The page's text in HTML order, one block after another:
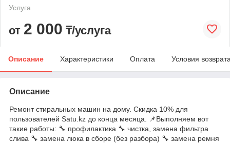
Услуга
от 2 000 ₸/услуга
Описание Характеристики Оплата Условия
Описание
Ремонт стиральных машин на дому. Скидка 10% для
пользователей Satu.kz до конца месяца. 📌Выполняем вот
такие работы: 🔧 профилактика 🔧 чистка, замена фильтра
слива 🔧 замена люка в сборе (без разбора) 🔧 замена ремня